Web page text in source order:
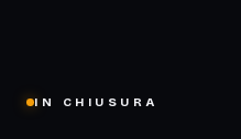
IN CHIUSURA